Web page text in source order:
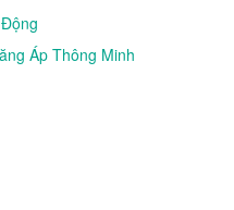
Áp Thông Minh